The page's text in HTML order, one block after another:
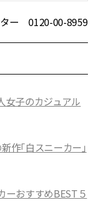
ター 0120-00-8959
女子のカジュアル
作「白スニーカー」
ーおすすめBEST５